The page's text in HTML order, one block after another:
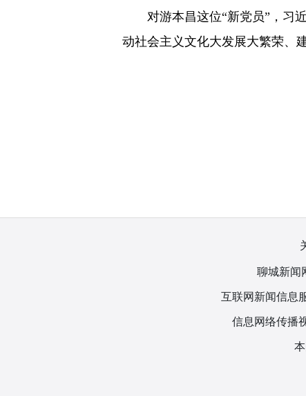
对游本昌这位“新党员”，习近
动社会主义文化大发展大繁荣、
聊城新闻
互联网新闻信息
信息网络传播